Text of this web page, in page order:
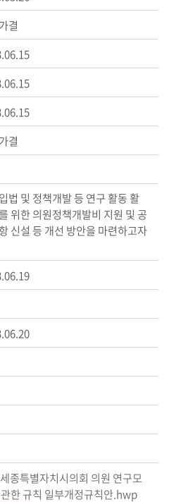
결
결
법 및 정책개발 등 연구 활동 활
위한 의원정책개발비 지원 및 공
신설 등 개선 방안을 마련하고자
세종특별자치시의회 의원 연구모
한 규칙 일부개정규칙안.hwp